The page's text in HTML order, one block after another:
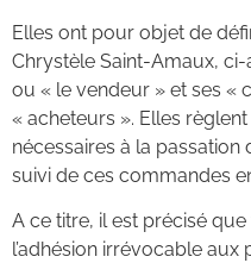
Elles ont pour objet de
Chrystèle Saint-Amaux, ci-
ou « le vendeur » et ses «
« acheteurs ». Elles
nécessaires à la
suivi de ces commandes
A ce titre, il est précisé
l’adhésion irrévocable